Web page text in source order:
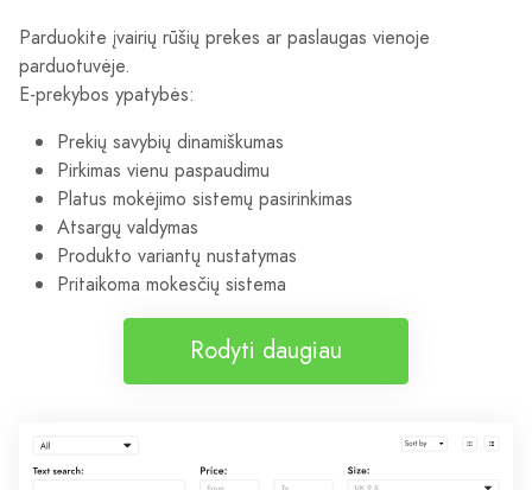
Parduokite įvairių rūšių prekes ar paslaugas vienoje
parduotuvėje.
E-prekybos ypatybės:
Prekių savybių dinamiškumas
Pirkimas vienu paspaudimu
Platus mokėjimo sistemų pasirinkimas
Atsargų valdymas
Produkto variantų nustatymas
Pritaikoma mokesčių sistema
Rodyti daugiau